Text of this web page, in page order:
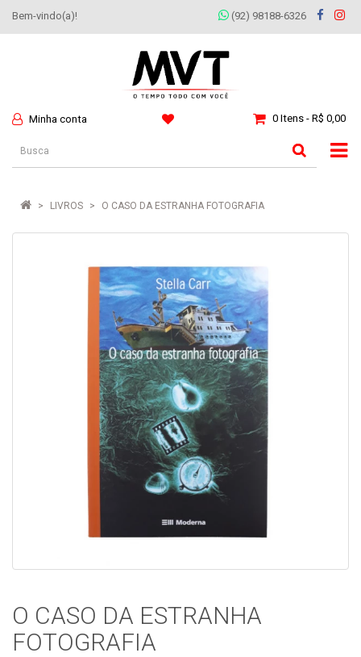
Bem-vindo(a)! (92) 98188-6326
Minha conta 0 Itens - R$ 0,00
LIVROS O CASO DA ESTRANHA FOTOGRAFIA
O CASO DA ESTRANHA
FOTOGRAFIA